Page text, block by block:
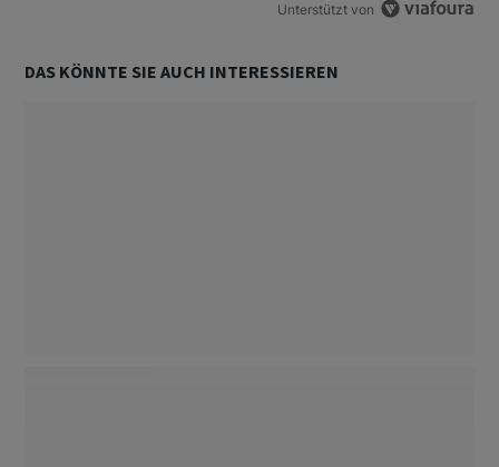
Unterstützt von
DAS KÖNNTE SIE AUCH INTERESSIEREN